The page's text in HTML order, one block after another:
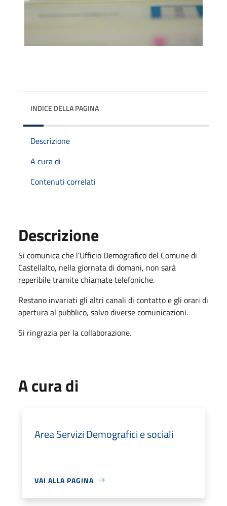
INDICE DELLA PAGINA
Descrizione
A cura di
Contenuti correlati
Descrizione
Si comunica che l’Ufficio Demografico del Comune di
Castellalto, nella giornata di domani, non sarà
reperibile tramite chiamate telefoniche.
Restano invariati gli altri canali di contatto e gli orari di
apertura al pubblico, salvo diverse comunicazioni.
Si ringrazia per la collaborazione.
A cura di
Area Servizi Demografici e sociali
VAI ALLA PAGINA